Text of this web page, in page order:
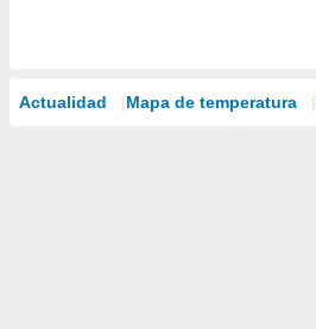
Actualidad Mapa de temperatura